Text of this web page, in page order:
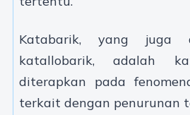
Katabarik, yang juga
katallobarik, adalah
diterapkan pada
terkait dengan penurunan